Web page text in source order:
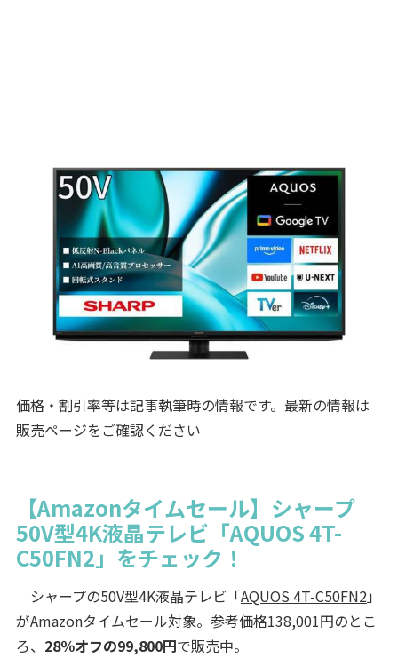
価格・割引率等は記事執筆時の情報です。最新の情報は
販売ページをご確認ください
【Amazonタイムセール】シャープ
50V型4K液晶テレビ「AQUOS 4T-
C50FN2」をチェック！
シャープの50V型4K液晶テレビ「AQUOS 4T-C50FN2」
がAmazonタイムセール対象。参考価格138,001円のとこ
ろ、 28％オフの99,800円で販売中。